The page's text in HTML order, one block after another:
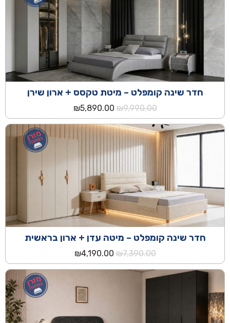
חדר שינה קומפלט – מיטת טקסס + ארון שירן
₪9,990.00
המחיר
המקורי
היה:
₪9,990.00.
₪5,890.00
הנוכחי
הוא:
₪5,890.00.
חדר שינה קומפלט – מיטה עדן + ארון בראשית
₪7,390.00
המחיר
המקורי
היה:
₪4,190.00
הנוכחי
הוא:
₪4,190.00.